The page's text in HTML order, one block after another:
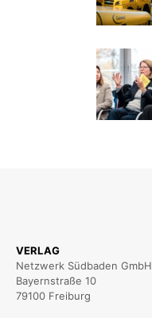
VERLAG
Netzwerk Südbaden GmbH
Bayernstraße 10
79100 Freiburg